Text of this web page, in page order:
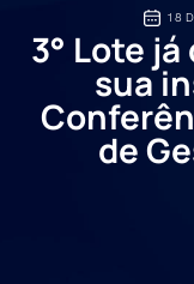
18
3° Lote
sua
de